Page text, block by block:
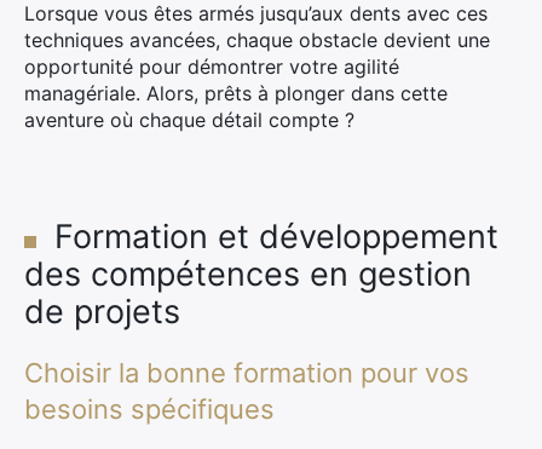
Lorsque vous êtes armés jusqu’aux dents avec ces
techniques avancées, chaque obstacle devient une
opportunité pour démontrer votre agilité
managériale. Alors, prêts à plonger dans cette
aventure où chaque détail compte ?
Formation et développement
des compétences en gestion
de projets
Choisir la bonne formation pour vos
besoins spécifiques